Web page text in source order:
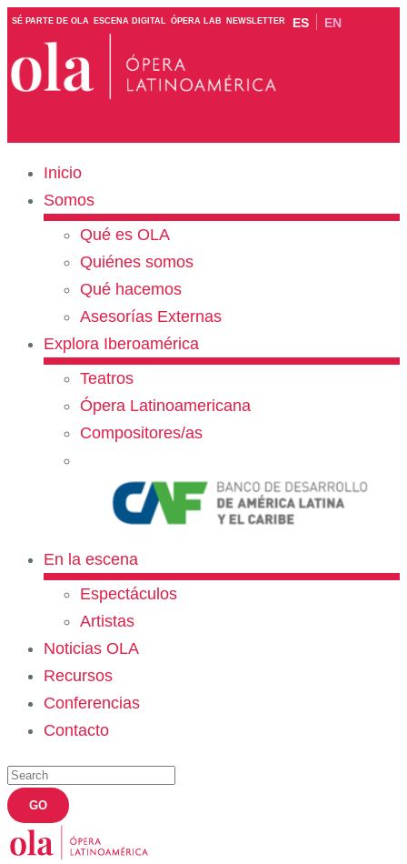
SÉ PARTE DE OLA ESCENA DIGITAL ÓPERA LAB NEWSLETTER ES EN
Inicio
Somos
Qué es OLA
Quiénes somos
Qué hacemos
Asesorías Externas
Explora Iberoamérica
Teatros
Ópera Latinoamericana
Compositores/as
En la escena
Espectáculos
Artistas
Noticias OLA
Recursos
Conferencias
Contacto